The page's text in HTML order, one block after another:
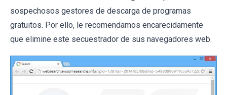
sospechosos gestores de descarga de programas
gratuitos. Por ello, le recomendamos encarecidamente
que elimine este secuestrador de sus navegadores web.